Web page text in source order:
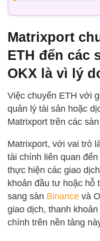
Matrixport
ETH đến các
OKX là vì lý
Việc chuyển ETH với
quản lý tài sản hoặc
Matrixport trên các
Matrixport, với vai trò
tài chính liên quan
thực hiện các giao
khoản đầu tư hoặc hỗ
sang sàn Binance và
giao dịch, thanh
chính trên nền tảng